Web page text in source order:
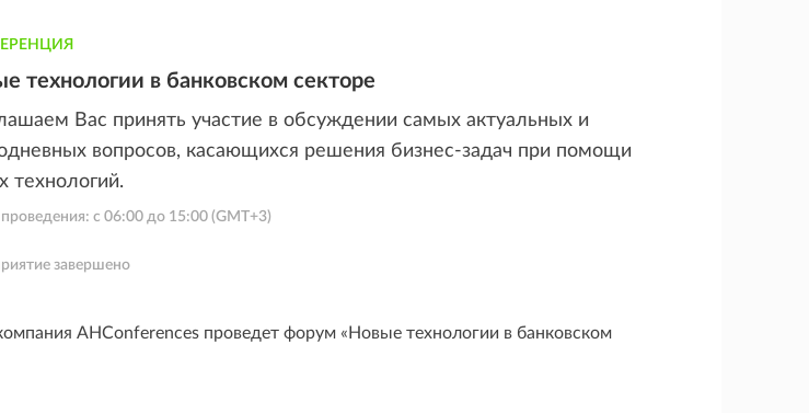
технологии в банковском секторе
Вас принять участие в обсуждении самых актуальных и
вопросов, касающихся решения бизнес-задач при помощи
технологий.
с 06:00 до 15:00 (GMT+3)
завершено
AHConferences проведет форум «Новые технологии в банковском